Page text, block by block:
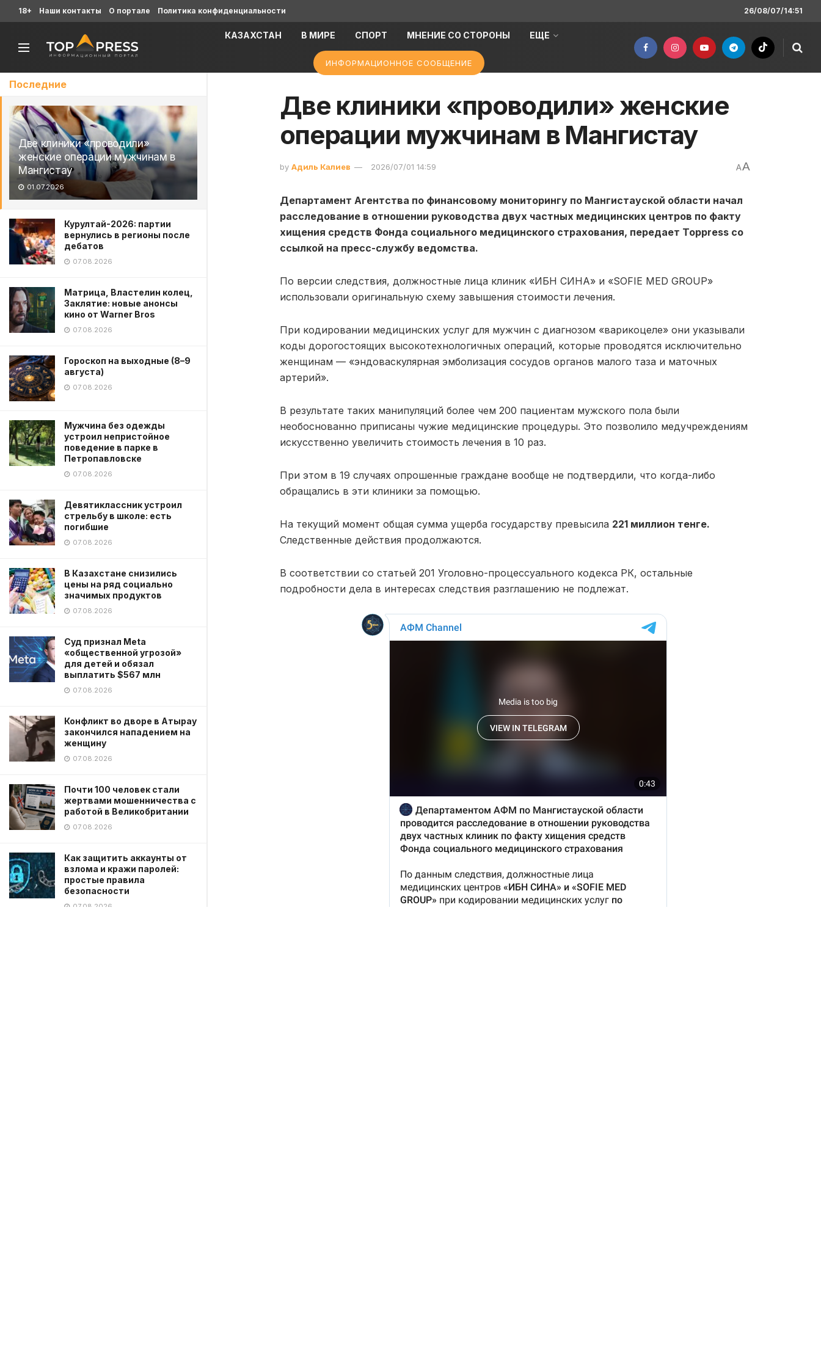
Последние
Две клиники «проводили»
женские операции мужчинам в
Мангистау
01.07.2026
Курултай-2026: партии
вернулись в регионы после
дебатов
07.08.2026
Матрица, Властелин колец,
Заклятие: новые анонсы
кино от Warner Bros
07.08.2026
Гороскоп на выходные (8–9
августа)
07.08.2026
Мужчина без одежды
устроил непристойное
поведение в парке в
Петропавловске
07.08.2026
Девятиклассник устроил
стрельбу в школе: есть
погибшие
07.08.2026
В Казахстане снизились
цены на ряд социально
значимых продуктов
07.08.2026
Суд признал Meta
«общественной угрозой»
для детей и обязал
выплатить $567 млн
07.08.2026
Конфликт во дворе в Атырау
закончился нападением на
женщину
07.08.2026
Почти 100 человек стали
жертвами мошенничества с
работой в Великобритании
07.08.2026
Как защитить аккаунты от
взлома и кражи паролей:
простые правила
безопасности
07.08.2026
18+ Наши контакты О портале Политика конфиденциальности 26/08/07/14:51
КАЗАХСТАН В МИРЕ СПОРТ МНЕНИЕ СО СТОРОНЫ ЕЩЕ
ИНФОРМАЦИОННОЕ СООБЩЕНИЕ
Две клиники «проводили» женские
операции мужчинам в Мангистау
by Адиль Калиев 2026/07/01 14:59 AA
Департамент Агентства по финансовому мониторингу по Мангистауской области начал
расследование в отношении руководства двух частных медицинских центров по факту
хищения средств Фонда социального медицинского страхования, передает Toppress со
ссылкой на пресс-службу ведомства.
По версии следствия, должностные лица клиник «ИБН СИНА» и «SOFIE MED GROUP»
использовали оригинальную схему завышения стоимости лечения.
При кодировании медицинских услуг для мужчин с диагнозом «варикоцеле» они указывали
коды дорогостоящих высокотехнологичных операций, которые проводятся исключительно
женщинам — «эндоваскулярная эмболизация сосудов органов малого таза и маточных
артерий».
В результате таких манипуляций более чем 200 пациентам мужского пола были
необоснованно приписаны чужие медицинские процедуры. Это позволило медучреждениям
искусственно увеличить стоимость лечения в 10 раз.
При этом в 19 случаях опрошенные граждане вообще не подтвердили, что когда-либо
обращались в эти клиники за помощью.
На текущий момент общая сумма ущерба государству превысила 221 миллион тенге.
Следственные действия продолжаются.
В соответствии со статьей 201 Уголовно-процессуального кодекса РК, остальные
подробности дела в интересах следствия разглашению не подлежат.